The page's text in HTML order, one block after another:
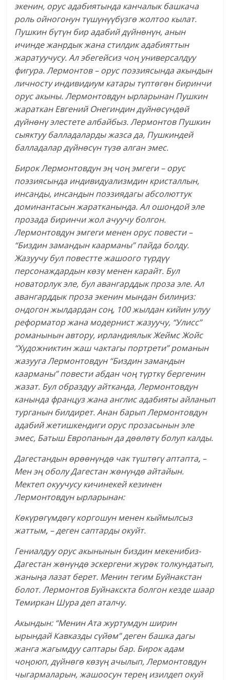
экенин, орус адабиятында канчалык башкача
роль ойногонун түшүнүүбүзгө жолтоо кылат.
Пушкин бүтүн бир адабий дүйнөнүн, анын
ичинде жанрдык жана стилдик адабияттын
жаратуучусу. Ал эбегейсиз чоң универсалдуу
фигура. Лермонтов – орус поэзиясында акындын
личносту индивидиум катары түптөгөн биринчи
орус акыны. Лермонтовдун ырларынан Пушкин
жараткан Евгений Онегиндин дүйнөсүндөй
дүйнөнү элестете албайбыз. Лермонтов Пушкин
сыяктуу балладаларды жазса да, Пушкиндей
балладалар дүйнөсүн түзө алган эмес.
Бирок Лермонтовдун эң чоң эмгеги – орус
поэзиясында индивидуализмдин кристаллын,
инсанды, инсандын поэзиядагы абсолюттук
доминантасын жаратканында. Ал ошондой эле
прозада биринчи жол ачуучу болгон.
Лермонтовдун эмгеги менен орус повести –
“Биздин замандын каарманы” пайда болду.
Жазуучу бул повестте жашоого түрдүү
персонаждардын көзү менен карайт. Бул
новаторлук эле, бул авангарддык проза эле. Ал
авангарддык проза экенин мындан билиңиз:
ондогон жылдардан соң, 100 жылдан кийин улуу
реформатор жана модернист жазуучу, “Улисс”
романынын автору, ирландиялык Жеймс Жойс
“Художниктин жаш чактагы портрети” романын
жазууга Лермонтовдун “Биздин замандын
каарманы” повести абдан чоң түрткү бергенин
жазат. Бул образдуу айтканда, Лермонтовдун
канында француз жана англис адабияты айланып
турганын билдирет. Анан барып Лермонтовдун
адабий жетишкендиги орус прозасынын эле
эмес, Батыш Европанын да дөөлөтү болуп калды.
Дагестандын өрөөнүндө чак түштөгү аптапта, –
Мен эң оболу Дагестан жөнүндө айтайын.
Мектеп окуучусу кичинекей кезинен
Лермонтовдун ырларынан:
Көкүрөгүмдөгү коргошун менен кыймылсыз
жаттым, – деген саптарды окуйт.
Гениалдуу орус акынынын биздин мекенибиз-
Дагестан жөнүндө эскергени жүрөк толкундатып,
жаныңа лазат берет. Менин тегим Буйнакстан
болот. Лермонтов Буйнакскта болгон кезде шаар
Темиркан Шура деп аталчу.
Акындын: “Менин Ата журтумдун ширин
ырындай Кавказды сүйөм” деген башка дагы
жанга жагымдуу саптары бар. Бирок адам
чоңоюп, дүйнөгө көзүң ачылып, Лермонтовдун
чыгармаларын, жашоосун терең изилдеп окуй